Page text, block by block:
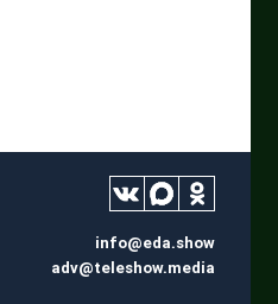
info@eda.show
adv@teleshow.media